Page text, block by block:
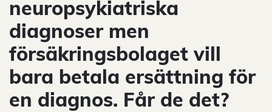
neuropsykiatriska
diagnoser men
försäkringsbolaget vill
bara betala ersättning för
en diagnos. Får de det?